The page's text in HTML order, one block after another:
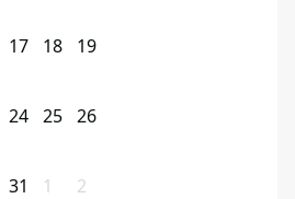
17 18 19
24 25 26
31 1 2